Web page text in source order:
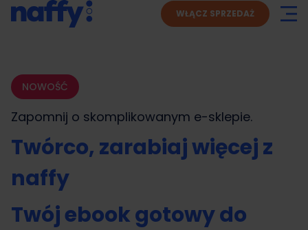
WŁĄCZ SPRZEDAŻ
NOWOŚĆ
Zapomnij o skomplikowanym e-sklepie.
Twórco, zarabiaj więcej z
naffy
Twój ebook gotowy do